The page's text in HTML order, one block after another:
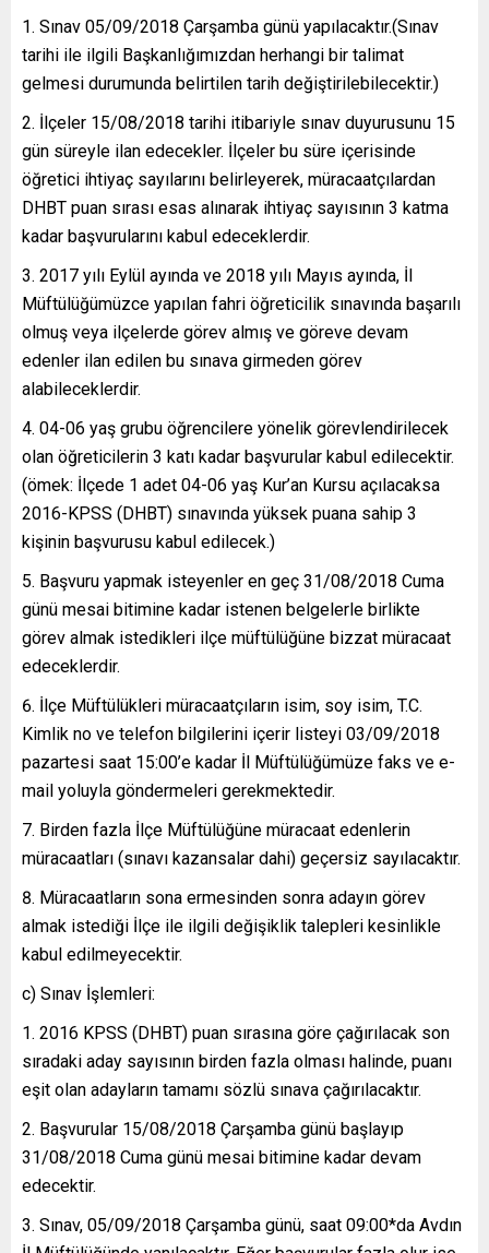
Sınav 05/09/2018 Çarşamba günü yapılacaktır.(Sınav
tarihi ile ilgili Başkanlığımızdan herhangi bir talimat
gelmesi durumunda belirtilen tarih değiştirilebilecektir.)
İlçeler 15/08/2018 tarihi itibariyle sınav duyurusunu 15
gün süreyle ilan edecekler. İlçeler bu süre içerisinde
öğretici ihtiyaç sayılarını belirleyerek, müracaatçılardan
DHBT puan sırası esas alınarak ihtiyaç sayısının 3 katma
kadar başvurularını kabul edeceklerdir.
2017 yılı Eylül ayında ve 2018 yılı Mayıs ayında, İl
Müftülüğümüzce yapılan fahri öğreticilik sınavında başarılı
olmuş veya ilçelerde görev almış ve göreve devam
edenler ilan edilen bu sınava girmeden görev
alabileceklerdir.
04-06 yaş grubu öğrencilere yönelik görevlendirilecek
olan öğreticilerin 3 katı kadar başvurular kabul edilecektir.
(ömek: İlçede 1 adet 04-06 yaş Kur’an Kursu açılacaksa
2016-KPSS (DHBT) sınavında yüksek puana sahip 3
kişinin başvurusu kabul edilecek.)
Başvuru yapmak isteyenler en geç 31/08/2018 Cuma
günü mesai bitimine kadar istenen belgelerle birlikte
görev almak istedikleri ilçe müftülüğüne bizzat müracaat
edeceklerdir.
İlçe Müftülükleri müracaatçıların isim, soy isim, T.C.
Kimlik no ve telefon bilgilerini içerir listeyi 03/09/2018
pazartesi saat 15:00’e kadar İl Müftülüğümüze faks ve e-
mail yoluyla göndermeleri gerekmektedir.
Birden fazla İlçe Müftülüğüne müracaat edenlerin
müracaatları (sınavı kazansalar dahi) geçersiz sayılacaktır.
Müracaatların sona ermesinden sonra adayın görev
almak istediği İlçe ile ilgili değişiklik talepleri kesinlikle
kabul edilmeyecektir.
c) Sınav İşlemleri:
2016 KPSS (DHBT) puan sırasına göre çağırılacak son
sıradaki aday sayısının birden fazla olması halinde, puanı
eşit olan adayların tamamı sözlü sınava çağırılacaktır.
Başvurular 15/08/2018 Çarşamba günü başlayıp
31/08/2018 Cuma günü mesai bitimine kadar devam
edecektir.
Sınav, 05/09/2018 Çarşamba günü, saat 09:00*da Avdın